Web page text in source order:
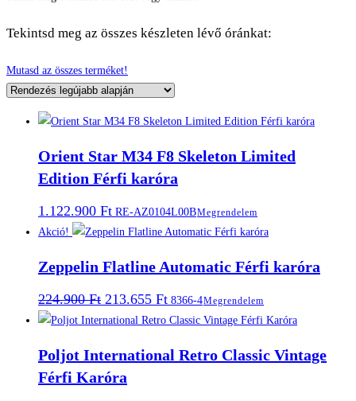
Tekintsd meg az összes készleten lévő óránkat:
Mutasd az összes terméket!
Orient Star M34 F8 Skeleton Limited
Edition Férfi karóra
1.122.900 Ft RE-AZ0104L00BMegrendelem
Akció!
Zeppelin Flatline Automatic Férfi karóra
224.900Ft Original
was:
213.655 FtCurrent
is:
8366-4Megrendelem
Poljot International Retro Classic Vintage
Férfi Karóra